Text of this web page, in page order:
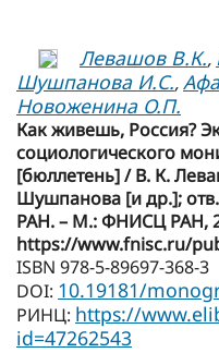
Левашов В.К.,
Шушпанова И.С.,
Новоженина О.П.
Как живешь, Россия?
социологического
[бюллетень] / В. К.
Шушпанова [и др.];
РАН. – М.: ФНИСЦ РАН,
https://www.fnisc.ru/
ISBN 978-5-89697-368-3
DOI: 10.19181/
РИНЦ: https://
id=47262543